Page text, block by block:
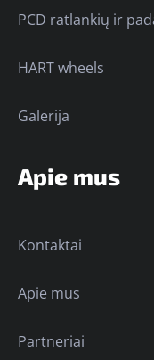
PCD ratlankių ir
HART wheels
Galerija
Apie mus
Kontaktai
Apie mus
Partneriai